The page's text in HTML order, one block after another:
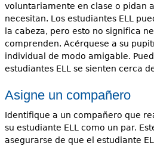
voluntariamente en clase o pidan
necesitan. Los estudiantes ELL
la cabeza, pero esto no significa
comprenden. Acérquese a su
individual de modo amigable.
estudiantes ELL se sienten cerca
Asigne un compañero
Identifique a un compañero que
su estudiante ELL como un par.
asegurarse de que el estudiante